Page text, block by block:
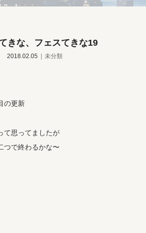
きな、フェスてきな19
2018.02.05 未分類
の更新
て思ってましたが
つで終わるかな〜